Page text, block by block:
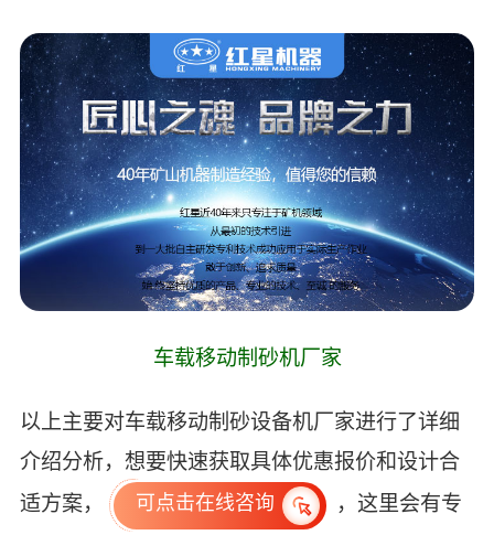
车载移动制砂机厂家
以上主要对车载移动制砂设备机厂家进行了详细
介绍分析，想要快速获取具体优惠报价和设计合
适方案，
可点击在线咨询
，这里会有专